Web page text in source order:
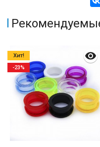
Хит!
-23%